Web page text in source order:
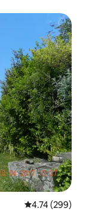
Calificación
4.74 (299)